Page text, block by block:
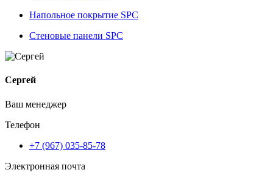
Напольное покрытие SPC
Стеновые панели SPC
Сергей
Ваш менеджер
Телефон
+7 (967) 035-85-78
Электронная почта